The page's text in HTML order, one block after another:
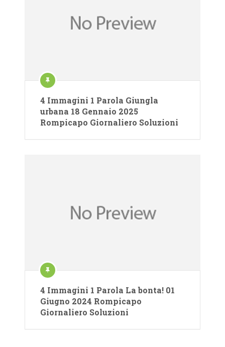
4 Immagini 1 Parola Giungla
urbana 18 Gennaio 2025
Rompicapo Giornaliero Soluzioni
4 Immagini 1 Parola La bonta! 01
Giugno 2024 Rompicapo
Giornaliero Soluzioni